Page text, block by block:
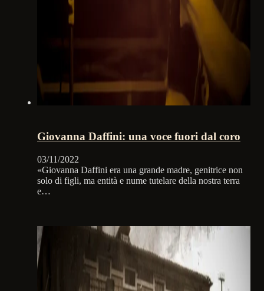
Giovanna Daffini: una voce fuori dal coro
03/11/2022
«Giovanna Daffini era una grande madre, genitrice non
solo di figli, ma entità e nume tutelare della nostra terra
e…